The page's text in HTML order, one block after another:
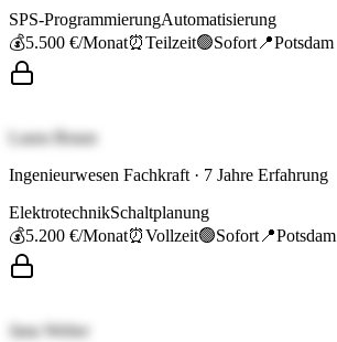
SPS-ProgrammierungAutomatisierung
💰5.500 €/Monat⏰Teilzeit🟢Sofort 📍Potsdam
Laura Braun
Ingenieurwesen Fachkraft · 7 Jahre Erfahrung
ElektrotechnikSchaltplanung
💰5.200 €/Monat⏰Vollzeit🟢Sofort 📍Potsdam
Jana Weber